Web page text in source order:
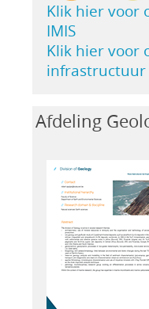
Klik hier voor
IMIS
Klik hier voor
infrastructuur
Afdeling